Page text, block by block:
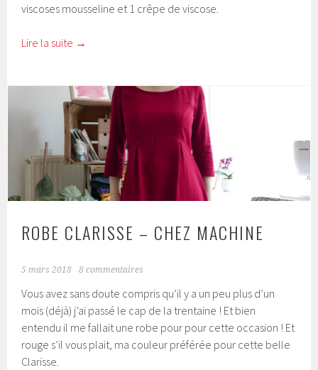
viscoses mousseline et 1 crêpe de viscose.
Lire la suite →
ROBE CLARISSE – CHEZ MACHINE
5 mars 2018 8 commentaires
Vous avez sans doute compris qu’il y a un peu plus d’un
mois (déjà) j’ai passé le cap de la trentaine ! Et bien
entendu il me fallait une robe pour pour cette occasion ! Et
rouge s’il vous plait, ma couleur préférée pour cette belle
Clarisse.